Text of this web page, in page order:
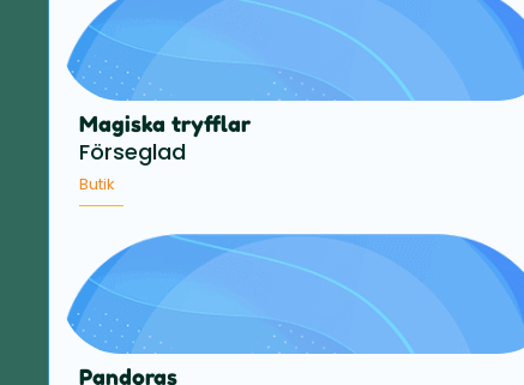
Magiska tryfflar
Förseglad
Butik
Pandoras